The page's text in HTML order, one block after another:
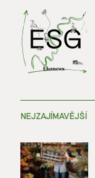
NEJZAJÍMAVĚJŠÍ